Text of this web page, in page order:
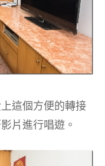
這個方便的轉接
片進行唱遊。